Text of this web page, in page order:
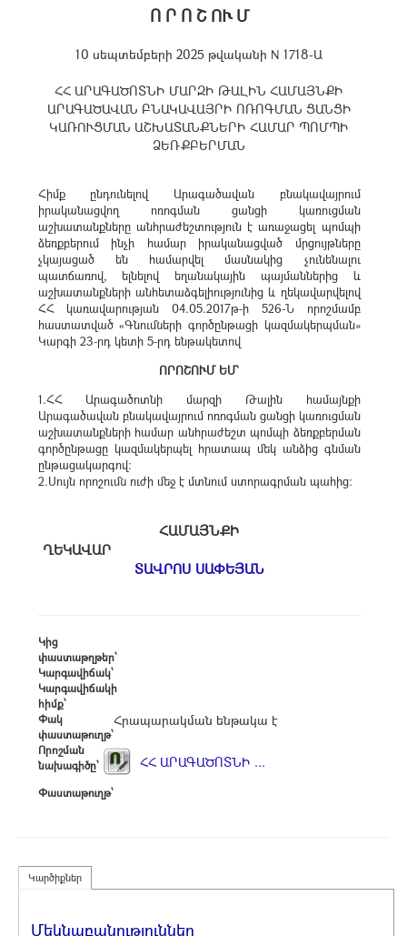
Ո Ր Ո Շ ՈՒ Մ
10 սեպտեմբերի 2025 թվականի N 1718-Ա
ՀՀ ԱՐԱԳԱԾՈՏՆԻ ՄԱՐԶԻ ԹԱԼԻՆ ՀԱՄԱՅՆՔԻ
ԱՐԱԳԱԾԱՎԱՆ ԲՆԱԿԱՎԱՅՐԻ ՈՌՈԳՄԱՆ ՑԱՆՑԻ
ԿԱՌՈՒՑՄԱՆ ԱՇԽԱՏԱՆՔՆԵՐԻ ՀԱՄԱՐ ՊՈՄՊԻ
ՁԵՌՔԲԵՐՄԱՆ
Հիմք ընդունելով Արագածավան բնակավայրում
իրականացվող ոռոգման ցանցի կառուցման
աշխատանքները անհրաժեշտություն է առաջացել պոմպի
ձեռքբերում ինչի համար իրականացված մրցույթները
չկայացած են համարվել մասնակից չունենալու
պատճառով, ելնելով եղանակային պայմաններից և
աշխատանքների անհետաձգելիությունից և ղեկավարվելով
ՀՀ կառավարության 04.05.2017թ-ի 526-Ն որոշմամբ
հաստատված «Գնումների գործընթացի կազմակերպման»
Կարգի 23-րդ կետի 5-րդ ենթակետով
ՈՐՈՇՈՒՄ ԵՄ`
1.ՀՀ Արագածոտնի մարզի Թալին համայնքի
Արագածավան բնակավայրում ոռոգման ցանցի կառուցման
աշխատանքների համար անհրաժեշտ պոմպի ձեռքբերման
գործընթացը կազմակերպել հրատապ մեկ անձից գնման
ընթացակարգով:
2.Սույն որոշումն ուժի մեջ է մտնում ստորագրման պահից:
ՀԱՄԱՅՆՔԻ
ՂԵԿԱՎԱՐ
ՏԱՎՐՈՍ ՍԱՓԵՅԱՆ
Կից
փաստաթղթեր՝
Կարգավիճակ՝
Կարգավիճակի
հիմք՝
Փակ
փաստաթուղթ՝
Հրապարակման ենթակա է
Որոշման
նախագիծը՝
ՀՀ ԱՐԱԳԱԾՈՏՆԻ ...
Փաստաթուղթ՝
Կարծիքներ
Մեկնաբանություններ